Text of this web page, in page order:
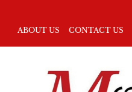
ABOUT US CONTACT US